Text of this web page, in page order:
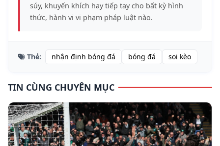
súy, khuyến khích hay tiếp tay cho bất kỳ hình
thức, hành vi vi phạm pháp luật nào.
Thẻ: nhận định bóng đá bóng đá soi kèo
TIN CÙNG CHUYÊN MỤC